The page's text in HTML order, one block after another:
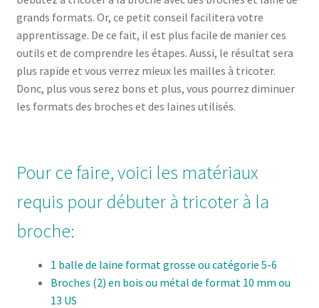
grands formats. Or, ce petit conseil facilitera votre
apprentissage. De ce fait, il est plus facile de manier ces
outils et de comprendre les étapes. Aussi, le résultat sera
plus rapide et vous verrez mieux les mailles à tricoter.
Donc, plus vous serez bons et plus, vous pourrez diminuer
les formats des broches et des laines utilisés.
Pour ce faire, voici les matériaux
requis pour débuter à tricoter à la
broche:
1 balle de laine format grosse ou catégorie 5-6
Broches (2) en bois ou métal de format 10 mm ou
13 US